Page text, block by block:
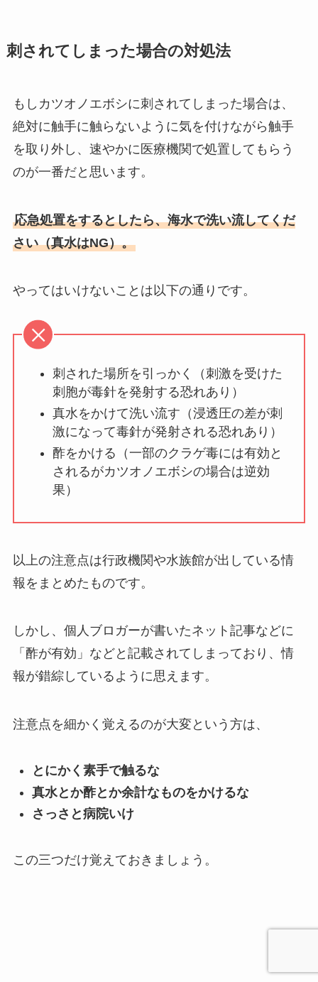
刺されてしまった場合の対処法
もしカツオノエボシに刺されてしまった場合は、
絶対に触手に触らないように気を付けながら触手
を取り外し、速やかに医療機関で処置してもらう
のが一番だと思います。
応急処置をするとしたら、海水で洗い流してくだ
さい（真水はNG）。
やってはいけないことは以下の通りです。
刺された場所を引っかく（刺激を受けた
刺胞が毒針を発射する恐れあり）
真水をかけて洗い流す（浸透圧の差が刺
激になって毒針が発射される恐れあり）
酢をかける（一部のクラゲ毒には有効と
されるがカツオノエボシの場合は逆効
果）
以上の注意点は行政機関や水族館が出している情
報をまとめたものです。
しかし、個人ブロガーが書いたネット記事などに
「酢が有効」などと記載されてしまっており、情
報が錯綜しているように思えます。
注意点を細かく覚えるのが大変という方は、
とにかく素手で触るな
真水とか酢とか余計なものをかけるな
さっさと病院いけ
この三つだけ覚えておきましょう。